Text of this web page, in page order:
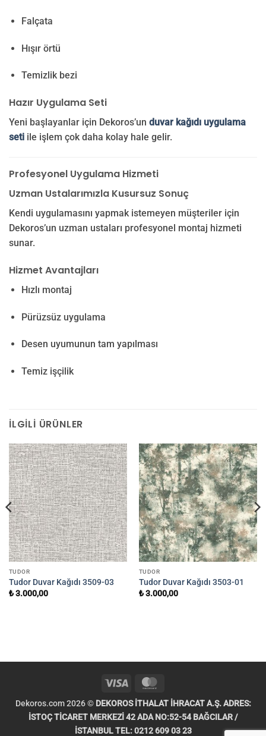
Falçata
Hışır örtü
Temizlik bezi
Hazır Uygulama Seti
Yeni başlayanlar için Dekoros’un duvar kağıdı uygulama
seti ile işlem çok daha kolay hale gelir.
Profesyonel Uygulama Hizmeti
Uzman Ustalarımızla Kusursuz Sonuç
Kendi uygulamasını yapmak istemeyen müşteriler için
Dekoros’un uzman ustaları profesyonel montaj hizmeti
sunar.
Hizmet Avantajları
Hızlı montaj
Pürüzsüz uygulama
Desen uyumunun tam yapılması
Temiz işçilik
İLGILI ÜRÜNLER
TUDOR
Tudor Duvar Kağıdı 3509-03
₺3.000,00
TUDOR
Tudor Duvar Kağıdı 3503-01
₺3.000,00
Visa
Dekoros.com 2026 © DEKOROS İTHALAT İHRACAT A.Ş. ADRES:
İSTOÇ TİCARET MERKEZİ 42 ADA NO:52-54 BAĞCILAR /
İSTANBUL TEL: 0212 609 03 23